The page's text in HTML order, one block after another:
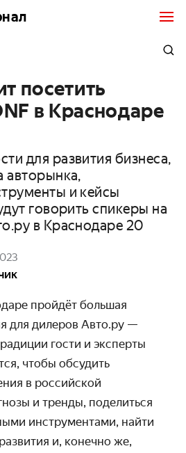
посетить
в Краснодаре
для развития бизнеса,
авторынка,
и кейсы
говорить спикеры на
в Краснодаре 20
пройдёт большая
для дилеров Авто.ру —
гости и эксперты
чтобы обсудить
в российской
и тренды, поделиться
инструментами, найти
и, конечно же,